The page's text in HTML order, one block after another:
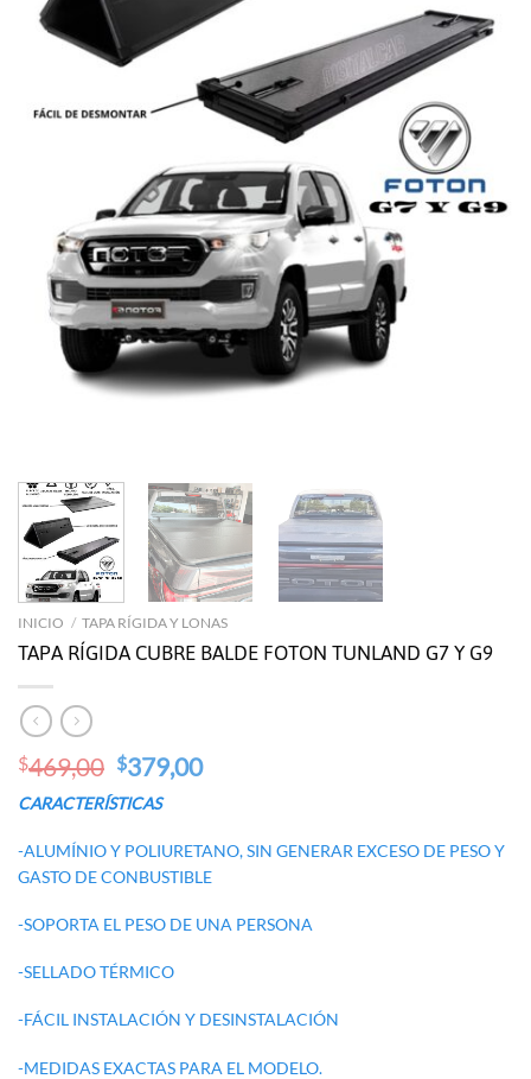
INICIO / TAPA RÍGIDA Y LONAS
TAPA RÍGIDA CUBRE BALDE FOTON TUNLAND G7 Y G9
$469,00 Original
was:
$379,00Current
CARACTERÍSTICAS
-ALUMÍNIO Y POLIURETANO, SIN GENERAR EXCESO DE PESO Y
GASTO DE CONBUSTIBLE
-SOPORTA EL PESO DE UNA PERSONA
-SELLADO TÉRMICO
-FÁCIL INSTALACIÓN Y DESINSTALACIÓN
-MEDIDAS EXACTAS PARA EL MODELO.